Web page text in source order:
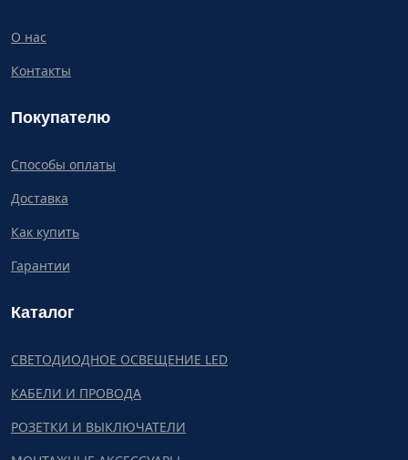
О нас
Контакты
Покупателю
Способы оплаты
Доставка
Как купить
Гарантии
Каталог
СВЕТОДИОДНОЕ ОСВЕЩЕНИЕ LED
КАБЕЛИ И ПРОВОДА
РОЗЕТКИ И ВЫКЛЮЧАТЕЛИ